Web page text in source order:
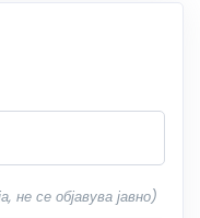
не се објавува јавно)